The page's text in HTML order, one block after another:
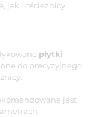
jak i ościeżnicy.
płytki
do precyzyjnego
jest